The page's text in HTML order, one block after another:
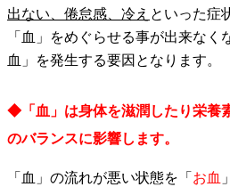
出ない、倦怠感、冷え といった症
「血」をめぐらせる事が出来なく
血」を発生する要因となります。
◆「血」は身体を滋潤したり栄養
のバランスに影響します。
「血」の流れが悪い状態を「 お血